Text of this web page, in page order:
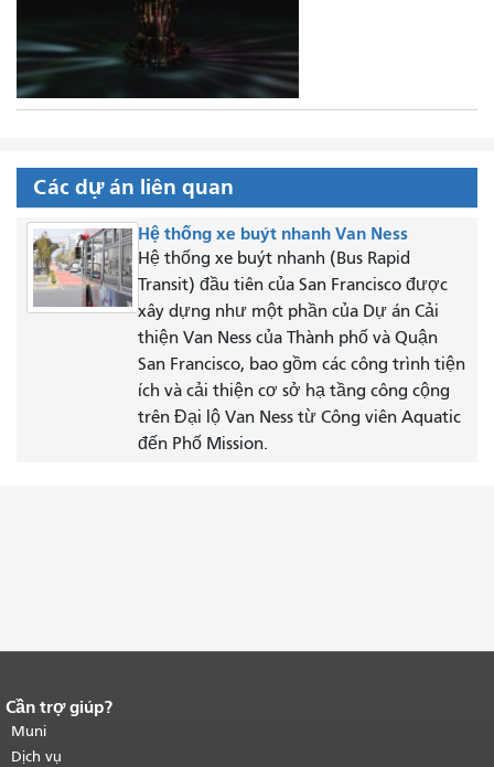
Các dự án liên quan
Hệ thống xe buýt nhanh Van Ness
Hệ thống xe buýt nhanh (Bus Rapid
Transit) đầu tiên của San Francisco được
xây dựng như một phần của Dự án Cải
thiện Van Ness của Thành phố và Quận
San Francisco, bao gồm các công trình tiện
ích và cải thiện cơ sở hạ tầng công cộng
trên Đại lộ Van Ness từ Công viên Aquatic
đến Phố Mission.
Kết thúc nội dung trang.
của trang này được lặp lại trên mọi
trang.Quay lại đầu trang nội dung
Cần trợ giúp?
Muni
Dịch vụ